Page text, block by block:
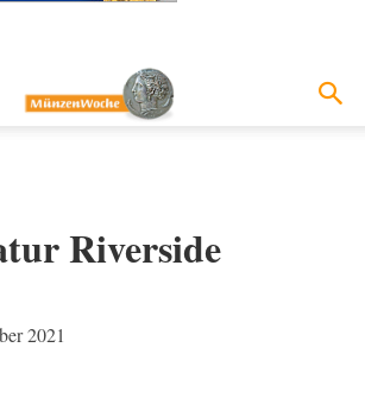
Riverside
2021